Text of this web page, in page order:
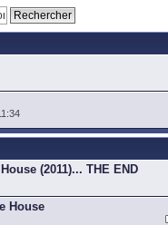
(2011)... THE END
House